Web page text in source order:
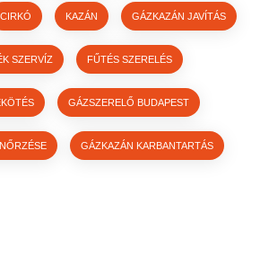
CIRKÓ KAZÁN GÁZKAZÁN JAVÍTÁS
SZERVÍZ FŰTÉS SZERELÉS
GÁZSZERELŐ BUDAPEST
GÁZKAZÁN KARBANTARTÁS